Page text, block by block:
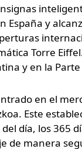
y
Torre
y en la Parte
en el
Este
día, los 365
de manera